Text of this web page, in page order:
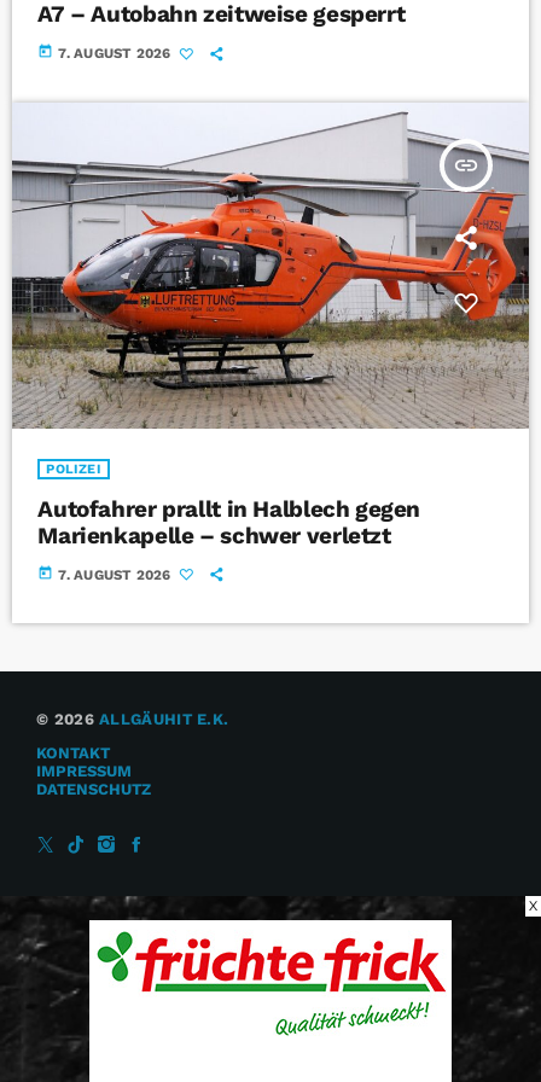
A7 – Autobahn zeitweise gesperrt
today 7. AUGUST 2026
insert_link
POLIZEI
Autofahrer prallt in Halblech gegen
Marienkapelle – schwer verletzt
today 7. AUGUST 2026
© 2026ALLGÄUHIT E.K.
KONTAKT
IMPRESSUM
DATENSCHUTZ
X